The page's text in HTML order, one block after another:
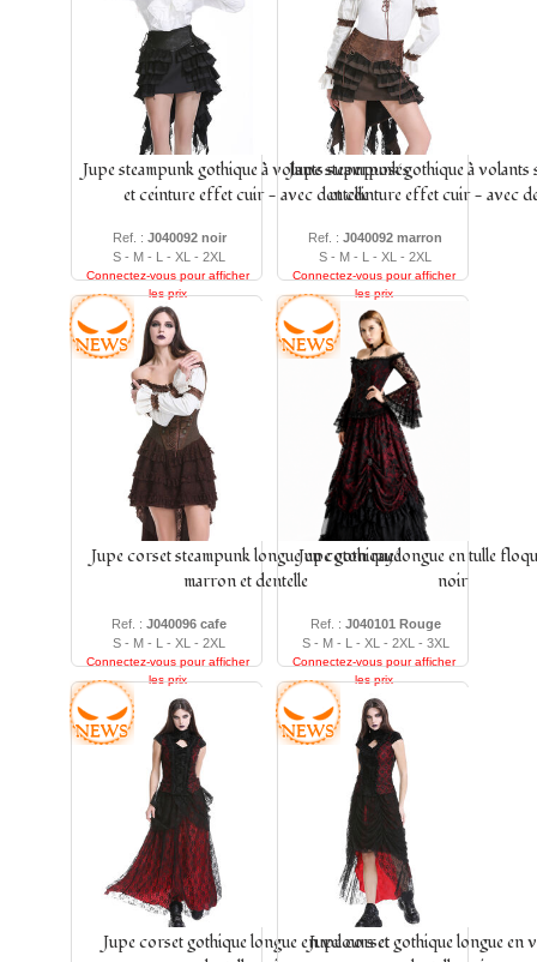
autant des jupes en dentelle, que des jupes en velours, des jupes
serre-taille ou des jupes sexy sans oublier nos fidèles jupons qui
seront parfait pour vos tenues.
Jupe steampunk gothique à volants superposés
et ceinture effet cuir - avec dentelle
Ref. : J040092 noir
S - M - L - XL - 2XL
Connectez-vous pour afficher
les prix
Jupe steampunk gothique à volants
et ceinture effet cuir - avec
Ref. : J040092 marron
S - M - L - XL - 2XL
Connectez-vous pour afficher
les prix
Jupe corset steampunk longue en coton rayé
marron et dentelle
Ref. : J040096 cafe
S - M - L - XL - 2XL
Connectez-vous pour afficher
les prix
Jupe gothique longue en tulle
noir
Ref. : J040101 Rouge
S - M - L - XL - 2XL - 3XL
Connectez-vous pour afficher
les prix
Jupe corset gothique longue en velours etJupe corset gothique longue en